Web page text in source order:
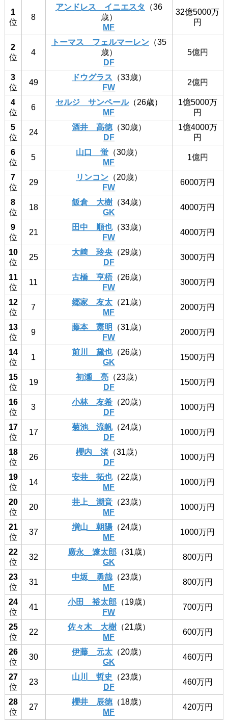
1
位
8
アンドレス イニエスタ
（36
歳）
MF
32億5000万
円
2
位
4
トーマス フェルマーレン（35
歳）
DF
5億円
3
位
49
ドウグラス （33歳）
FW
2億円
4
位
6
セルジ サンペール（26歳）
MF
1億5000万
円
5
位
24
酒井 高徳（30歳）
DF
1億4000万
円
6
位
5
山口 蛍（30歳）
MF
1億円
7
位
29
リンコン（20歳）
FW
6000万円
8
位
18
飯倉 大樹（34歳）
GK
4000万円
9
位
21
田中 順也（33歳）
FW
4000万円
10
位
25
大﨑 玲央（29歳）
DF
3000万円
11
位
11
古橋 亨梧（26歳）
FW
3000万円
12
位
7
郷家 友太（21歳）
MF
2000万円
13
位
9
藤本 憲明
（31歳）
FW
2000万円
14
位
1
前川 黛也（26歳）
GK
1500万円
15
位
19
初瀬 亮（23歳）
DF
1500万円
16
位
3
小林 友希（20歳）
DF
1000万円
17
位
17
菊池 流帆（24歳）
DF
1000万円
18
位
26
櫻内 渚（31歳）
DF
1000万円
19
位
14
安井 拓也（22歳）
MF
1000万円
20
位
20
井上 潮音（23歳）
MF
1000万円
21
位
37
増山 朝陽（24歳）
MF
1000万円
22
位
32
廣永 遼太郎（31歳）
GK
800万円
23
位
31
中坂 勇哉（23歳）
MF
800万円
24
位
41
小田 裕太郎（19歳）
FW
700万円
25
位
22
佐々木 大樹（21歳）
MF
600万円
26
位
30
伊藤 元太（20歳）
GK
460万円
27
位
23
山川 哲史
（23歳）
DF
460万円
28
位
27
櫻井 辰徳（18歳）
MF
420万円